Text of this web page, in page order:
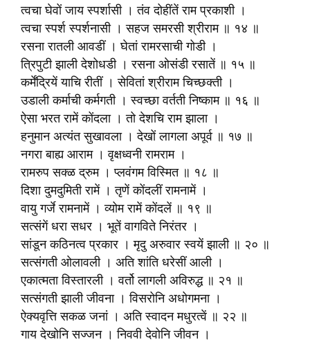
त्वचा घेवों जाय स्पर्शासी । तंव दोहींतें राम प्रकाशी ।
त्वचा स्पर्श स्पर्शनासी । सहज समरसी श्रीराम ॥ १४ ॥
रसना रातली आवडीं । घेतां रामरसाची गोडी ।
त्रिपुटी झाली देशोधडी । रसना ओसंडी रसातें ॥ १५ ॥
कर्मेंद्रियें याचि रीतीं । सेवितां श्रीराम चिच्छक्ती ।
उडाली कर्माची कर्मगती । स्वच्छा वर्तती निष्काम ॥ १६ ॥
ऐसा भरत रामें कोंदला । तो देशचि राम झाला ।
हनुमान अत्यंत सुखावला । देखों लागला अपूर्व ॥ १७ ॥
नगरा बाह्य आराम । वृक्षध्वनी रामराम ।
रामरुप सक्ळ द्रुम । प्लवंगम विस्मित ॥ १८ ॥
दिशा दुमदुमिती रामें । तृणें कोंदलीं रामनामें ।
वायु गर्जे रामनामें । व्योम रामें कोंदलें ॥ १९ ॥
सत्संगें धरा सधर । भूतें वागविते निरंतर ।
सांडून कठिनत्व प्रकार । मृदु अरुवार स्वयें झाली ॥ २० ॥
सत्संगती ओलावली । अति शांति धरेसीं आली ।
एकात्मता विस्तारली । वर्तो लागली अविरुद्ध ॥ २१ ॥
सत्संगती झाली जीवना । विसरोनि अधोगमना ।
ऐक्यवृत्ति सकळ जनां । अति स्वादन मधुरत्वें ॥ २२ ॥
गाय देखोनि सज्जन । निववी देवोनि जीवन ।